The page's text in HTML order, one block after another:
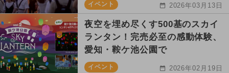
イベント 2026年03月13日
夜空を埋め尽くす500基のスカイ
ランタン！完売必至の感動体験、
愛知・鞍ケ池公園で
イベント 2026年02月19日